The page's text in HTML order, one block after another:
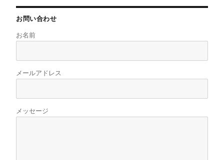
お問い合わせ
お名前
メールアドレス
メッセージ